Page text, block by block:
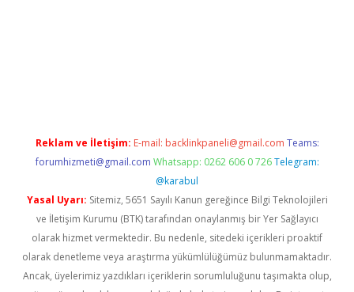
Reklam ve İletişim: E-mail: backlinkpaneli@gmail.com Teams:
forumhizmeti@gmail.com Whatsapp: 0262 606 0 726 Telegram:
@karabul
Yasal Uyarı: Sitemiz, 5651 Sayılı Kanun gereğince Bilgi Teknolojileri
ve İletişim Kurumu (BTK) tarafından onaylanmış bir Yer Sağlayıcı
olarak hizmet vermektedir. Bu nedenle, sitedeki içerikleri proaktif
olarak denetleme veya araştırma yükümlülüğümüz bulunmamaktadır.
Ancak, üyelerimiz yazdıkları içeriklerin sorumluluğunu taşımakta olup,